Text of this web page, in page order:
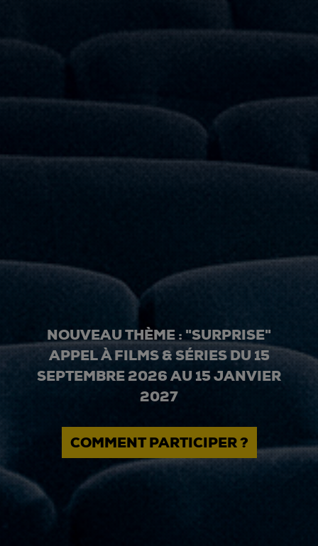
NOUVEAU THÈME : "SURPRISE"
APPEL À FILMS & SÉRIES DU 15
SEPTEMBRE 2026 AU 15 JANVIER
2027
COMMENT PARTICIPER ?